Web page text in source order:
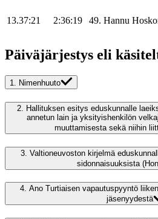
13.37:21 2:36:19 49. Hannu
Päiväjärjestys eli
1. Nimenhuuto
2. Hallituksen esitys eduskunnalle
annetun lain ja yksityishenkilön
muuttamisesta sekä niihin
3. Valtioneuvoston kirjelmä
sidonnaisuuksista
4. Ano Turtiaisen vapautuspyyntö
jäsenyydestä